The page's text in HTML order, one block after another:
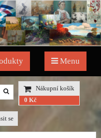
Menu
Nákupní košík
0 Kč
se